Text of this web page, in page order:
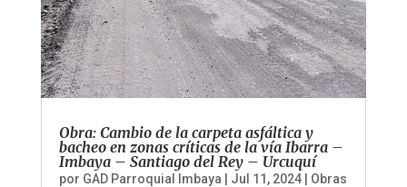
Obra: Cambio de la carpeta asfáltica y
bacheo en zonas críticas de la vía Ibarra –
Imbaya – Santiago del Rey – Urcuquí
por GAD Parroquial Imbaya Jul 11, 2024| Obras